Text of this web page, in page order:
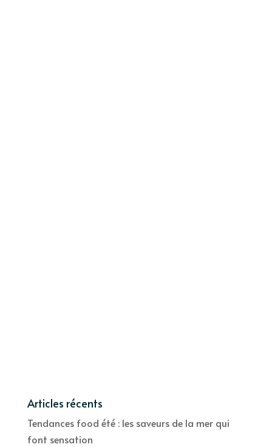
Articles récents
Tendances food été : les saveurs de la mer qui
font sensation